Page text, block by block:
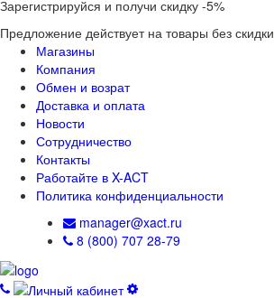
Зарегистрируйся и получи скидку -5%
Предложение действует на товары без скидки
Магазины
Компания
Обмен и возрат
Доставка и оплата
Новости
Сотрудничество
Контакты
Работайте в X-ACT
Политика конфиденциальности
manager@xact.ru
8 (800) 707 28-79